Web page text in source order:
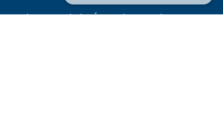
Receba as novidades Águas do Tejo Atlântico no seu